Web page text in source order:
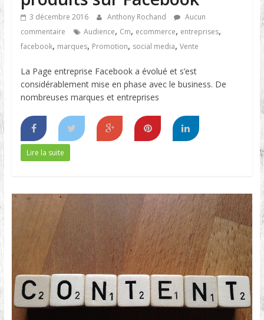
3 décembre 2016 Anthony Rochand
Aucun
commentaire
Audience, Cm, ecommerce, entreprises,
facebook, marques, Promotion, social media, Vente
La Page entreprise Facebook a évolué et s’est
considérablement mise en phase avec le business. De
nombreuses marques et entreprises
Lire la suite